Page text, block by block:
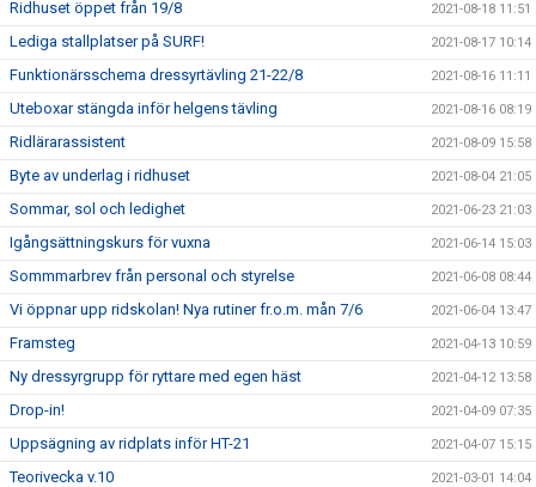
Ridhuset öppet från 19/8 2021-08-18 11:51
Lediga stallplatser på SURF! 2021-08-17 10:14
Funktionärsschema dressyrtävling 21-22/8 2021-08-16 11:11
Uteboxar stängda inför helgens tävling 2021-08-16 08:19
Ridlärarassistent 2021-08-09 15:58
Byte av underlag i ridhuset 2021-08-04 21:05
Sommar, sol och ledighet 2021-06-23 21:03
Igångsättningskurs för vuxna 2021-06-14 15:03
Sommmarbrev från personal och styrelse 2021-06-08 08:44
Vi öppnar upp ridskolan! Nya rutiner fr.o.m. mån 7/6 2021-06-04 13:47
Framsteg 2021-04-13 10:59
Ny dressyrgrupp för ryttare med egen häst 2021-04-12 13:58
Drop-in! 2021-04-09 07:35
Uppsägning av ridplats inför HT-21 2021-04-07 15:15
Teorivecka v.10 2021-03-01 14:04